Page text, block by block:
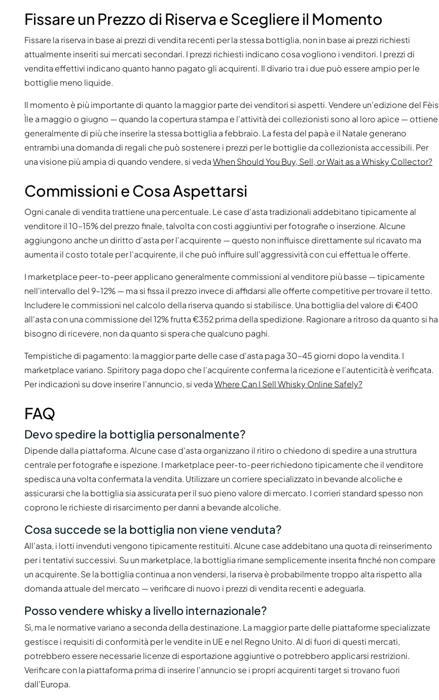
Fissare un Prezzo di Riserva e Scegliere il Momento
Fissare la riserva in base ai prezzi di vendita recenti per la stessa bottiglia, non in base ai prezzi richiesti
attualmente inseriti sui mercati secondari. I prezzi richiesti indicano cosa vogliono i venditori. I prezzi di
vendita effettivi indicano quanto hanno pagato gli acquirenti. Il divario tra i due può essere ampio per le
bottiglie meno liquide.
Il momento è più importante di quanto la maggior parte dei venditori si aspetti. Vendere un'edizione del Fèis
Ìle a maggio o giugno — quando la copertura stampa e l'attività dei collezionisti sono al loro apice — ottiene
generalmente di più che inserire la stessa bottiglia a febbraio. La festa del papà e il Natale generano
entrambi una domanda di regali che può sostenere i prezzi per le bottiglie da collezionista accessibili. Per
una visione più ampia di quando vendere, si vedaWhen Should You Buy, Sell, or Wait as a Whisky Collector?
Commissioni e Cosa Aspettarsi
Ogni canale di vendita trattiene una percentuale. Le case d'asta tradizionali addebitano tipicamente al
venditore il 10–15% del prezzo finale, talvolta con costi aggiuntivi per fotografie o inserzione. Alcune
aggiungono anche un diritto d'asta per l'acquirente — questo non influisce direttamente sul ricavato ma
aumenta il costo totale per l'acquirente, il che può influire sull'aggressività con cui effettua le offerte.
I marketplace peer-to-peer applicano generalmente commissioni al venditore più basse — tipicamente
nell'intervallo del 9–12% — ma si fissa il prezzo invece di affidarsi alle offerte competitive per trovare il tetto.
Includere le commissioni nel calcolo della riserva quando si stabilisce. Una bottiglia del valore di €400
all'asta con una commissione del 12% frutta €352 prima della spedizione. Ragionare a ritroso da quanto si ha
bisogno di ricevere, non da quanto si spera che qualcuno paghi.
Tempistiche di pagamento: la maggior parte delle case d'asta paga 30–45 giorni dopo la vendita. I
marketplace variano. Spiritory paga dopo che l'acquirente conferma la ricezione e l'autenticità è verificata.
Per indicazioni su dove inserire l'annuncio, si vedaWhere Can I Sell Whisky Online Safely?
FAQ
Devo spedire la bottiglia personalmente?
Dipende dalla piattaforma. Alcune case d'asta organizzano il ritiro o chiedono di spedire a una struttura
centrale per fotografie e ispezione. I marketplace peer-to-peer richiedono tipicamente che il venditore
spedisca una volta confermata la vendita. Utilizzare un corriere specializzato in bevande alcoliche e
assicurarsi che la bottiglia sia assicurata per il suo pieno valore di mercato. I corrieri standard spesso non
coprono le richieste di risarcimento per danni a bevande alcoliche.
Cosa succede se la bottiglia non viene venduta?
All'asta, i lotti invenduti vengono tipicamente restituiti. Alcune case addebitano una quota di reinserimento
per i tentativi successivi. Su un marketplace, la bottiglia rimane semplicemente inserita finché non compare
un acquirente. Se la bottiglia continua a non vendersi, la riserva è probabilmente troppo alta rispetto alla
domanda attuale del mercato — verificare di nuovo i prezzi di vendita recenti e adeguarla.
Posso vendere whisky a livello internazionale?
Sì, ma le normative variano a seconda della destinazione. La maggior parte delle piattaforme specializzate
gestisce i requisiti di conformità per le vendite in UE e nel Regno Unito. Al di fuori di questi mercati,
potrebbero essere necessarie licenze di esportazione aggiuntive o potrebbero applicarsi restrizioni.
Verificare con la piattaforma prima di inserire l'annuncio se i propri acquirenti target si trovano fuori
dall'Europa.